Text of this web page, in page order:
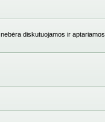
diskutuojamos ir aptariamos.